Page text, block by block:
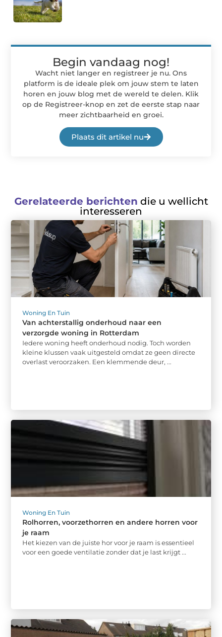
Begin vandaag nog!
Wacht niet langer en registreer je nu. Ons
platform is de ideale plek om jouw stem te laten
horen en jouw blog met de wereld te delen. Klik
op de Registreer-knop en zet de eerste stap naar
meer zichtbaarheid en groei.
Plaats dit artikel nu
Gerelateerde berichten die u wellicht
interesseren
Woning En Tuin
Van achterstallig onderhoud naar een
verzorgde woning in Rotterdam
Iedere woning heeft onderhoud nodig. Toch worden
kleine klussen vaak uitgesteld omdat ze geen directe
overlast veroorzaken. Een klemmende deur, ...
Woning En Tuin
Rolhorren, voorzethorren en andere horren voor
je raam
Het kiezen van de juiste hor voor je raam is essentieel
voor een goede ventilatie zonder dat je last krijgt ...